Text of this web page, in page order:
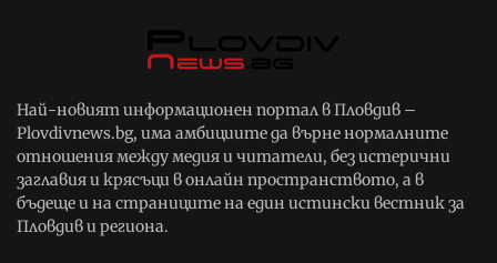
Най-новият информационен портал в Пловдив –
Plovdivnews.bg, има амбициите да върне нормалните
отношения между медия и читатели, без истерични
заглавия и крясъци в онлайн пространството, а в
бъдеще и на страниците на един истински вестник за
Пловдив и региона.